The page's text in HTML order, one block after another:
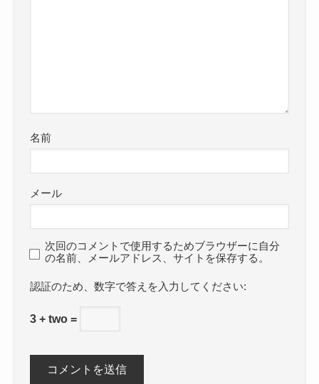
名前
メール
次回のコメントで使用するためブラウザーに自分
の名前、メールアドレス、サイトを保存する。
数字で答えを入力してください:
3 + two =